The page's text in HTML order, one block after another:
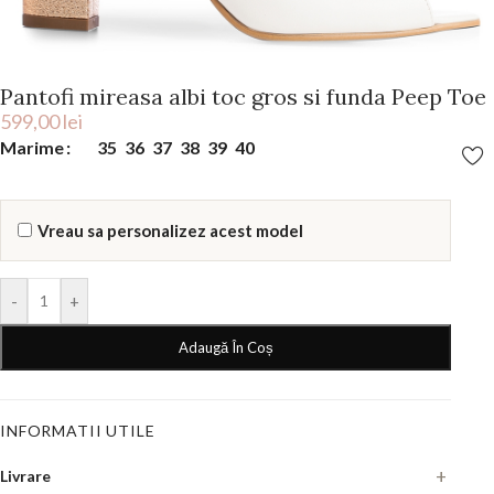
Pantofi mireasa albi toc gros si funda Peep Toe
599,00lei
Marime 35 36 37 38 39 40
Vreau sa personalizez acest model
- +
Adaugă În Coș
INFORMATII UTILE
Livrare